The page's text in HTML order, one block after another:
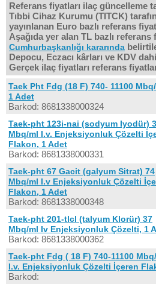
Referans fiyatları ilaç güncelleme
Tıbbi Cihaz Kurumu (TITCK)
yayınlanan Euro bazlı referans
Aşağıda yer alan TL bazlı referans
Cumhurbaşkanlığı kararında
Depocu, Eczacı kârları ve KDV
Gerçek ilaç fiyatları referans
Taek Pht Fdg (18 F) 740- 11100
1 Adet
Barkod: 8681338000324
Taek-pht 123i-nai (sodyum Iyodür)
Mbq/ml I.v. Enjeksiyonluk Çözelti
Flakon, 1 Adet
Barkod: 8681338000331
Taek-pht 67 Gacit (galyum Sitrat) 74
Mbq/ml I.v Enjeksiyonluk Çözelti
Flakon, 1 Adet
Barkod: 8681338000348
Taek-pht 201-tlcl (talyum Klorür) 37
Mbq/ml Iv Enjeksiyonluk Çözelti, 1
Barkod: 8681338000362
Taek-pht Fdg ( 18 F) 740-11100
I.v. Enjeksiyonluk Çözelti İçeren
Barkod: